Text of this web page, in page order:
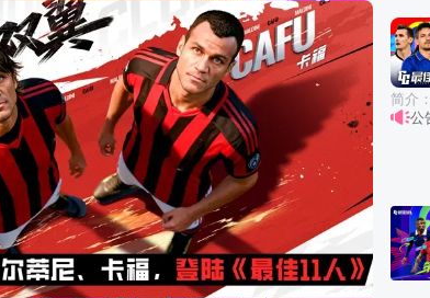
富庶之地，以战养
三国
郎火
俯冲
合你
简介
星聚集，以
携手
复刻足
琐，
都能轻松入局！ 【策略定
心研
公